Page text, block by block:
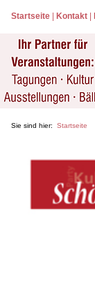
Startseite Kontakt
Sie sind hier: Startseite